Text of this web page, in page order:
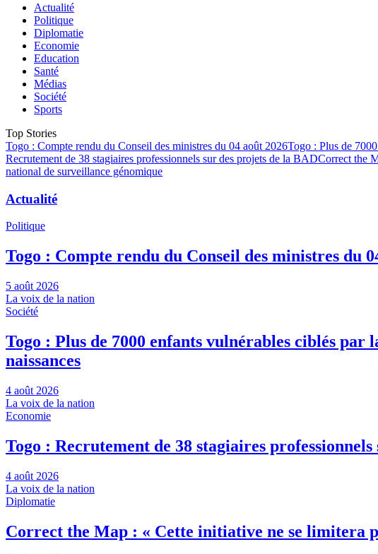
Actualité
Politique
Diplomatie
Economie
Education
Santé
Médias
Société
Sports
Top Stories
Togo : Compte rendu du Conseil des ministres du 04 août 2026Togo : Plus de
Recrutement de 38 stagiaires professionnels sur des projets de la BADCorrect the
national de surveillance génomique
Actualité
Politique
Togo : Compte rendu du Conseil des ministres du
5 août 2026
La voix de la nation
Société
Togo : Plus de 7000 enfants vulnérables ciblés par
naissances
4 août 2026
La voix de la nation
Economie
Togo : Recrutement de 38 stagiaires
4 août 2026
La voix de la nation
Diplomatie
Correct the Map : « Cette initiative ne se limitera